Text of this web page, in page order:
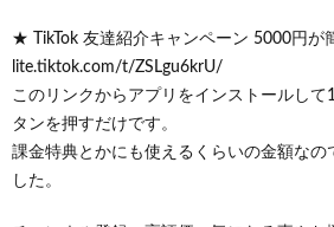
★ TikTok 友達紹介キャンペーン 5000円が
lite.tiktok.com/t/ZSLgu6krU/
このリンクからアプリをインストールし
タンを押すだけです。
課金特典とかにも使えるくらいの金額なの
した。